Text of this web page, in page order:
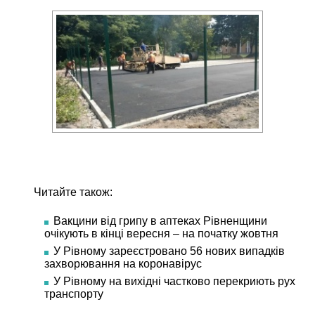
Читайте також:
Вакцини від грипу в аптеках Рівненщини
очікують в кінці вересня – на початку жовтня
У Рівному зареєстровано 56 нових випадків
захворювання на коронавірус
У Рівному на вихідні частково перекриють рух
транспорту